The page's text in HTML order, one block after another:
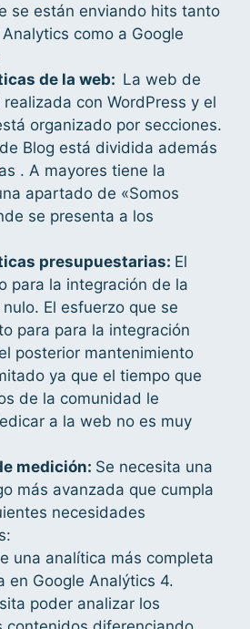
se están enviando hits tanto
como a Google
de la web: La web de
con WordPress y el
organizado por secciones.
Blog está dividida además
. A mayores tiene la
apartado de «Somos
se presenta a los
presupuestarias: El
para la integración de la
El esfuerzo que se
para para la integración
posterior mantenimiento
ya que el tiempo que
de la comunidad le
a la web no es muy
medición: Se necesita una
más avanzada que cumpla
necesidades
una analítica más completa
en Google Analýtics 4.
poder analizar los